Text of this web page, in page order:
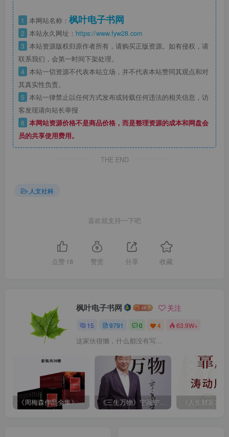
1 本网站名称： 枫叶电子书网
2 本站永久网址： https://www.fyw28.com
3 本站资源版权归原作者所有，请购买正版资源。如有侵权，请
联系我们，会第一时间下架处理。
4 本站一切资源不代表本站立场，并不代表本站赞同其观点和对
其真实性负责。
5 本站一律禁止以任何方式发布或转载任何违法的相关信息，访
客发现请向站长举报
6 本网站资源价格不是商品价格，而是整理资源的成本和网盘会
员的共享使用费用。
THE END
人文社科
喜欢就支持一下吧
点赞 18 赞赏 分享 收藏
枫叶电子书网 关注
15 9791 0 4 63.9W+
这家伙很懒，什么都没有写...
《周梅森作品全集》[共30册] 《三生万物》宁高宁（epub+mobi+azw3+pdf）